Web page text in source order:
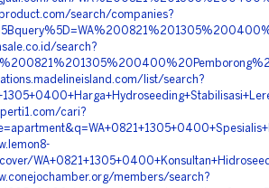
search/companies?
search?
list/search?
cari?
members/search?